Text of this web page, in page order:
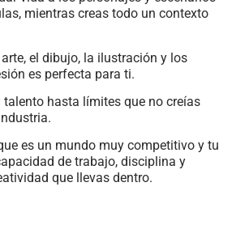
mientras creas todo un contexto
el dibujo, la ilustración y los
es perfecta para ti.
hasta límites que no creías
es un mundo muy competitivo y tu
de trabajo, disciplina y
que llevas dentro.